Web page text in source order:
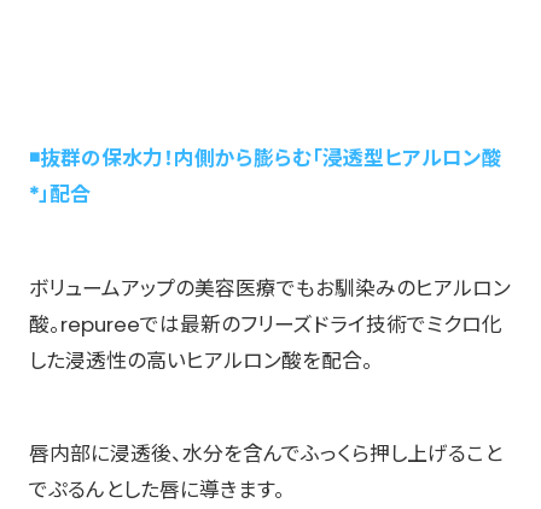
◾️抜群の保水力！内側から膨らむ「浸透型ヒアルロン酸
*」配合
ボリュームアップの美容医療でもお馴染みのヒアルロン
酸。repureeでは最新のフリーズドライ技術でミクロ化
した浸透性の高いヒアルロン酸を配合。
唇内部に浸透後、水分を含んでふっくら押し上げること
でぷるんとした唇に導きます。